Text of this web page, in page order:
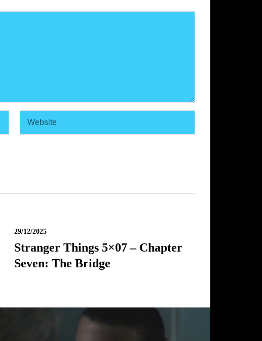
29/12/2025
Stranger Things 5×07 – Chapter
Seven: The Bridge